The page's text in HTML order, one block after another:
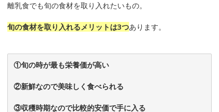
離乳食でも旬の食材を取り入れたいもの。
旬の食材を取り入れるメリットは3つあります。
①旬の時が最も栄養価が高い
②新鮮なので美味しく食べられる
③収穫時期なので比較的安価で手に入る